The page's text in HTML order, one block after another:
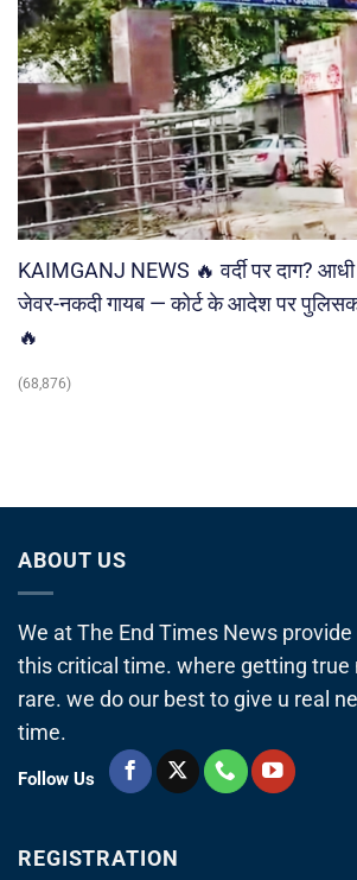
KAIMGANJ NEWS 🔥 वर्दी पर दाग? आधी
जेवर-नकदी गायब — कोर्ट के आदेश पर
🔥
(68,876)
ABOUT US
We at The End Times News
this critical time. where getting true
rare. we do our best to give u real
time.
Follow Us
REGISTRATION